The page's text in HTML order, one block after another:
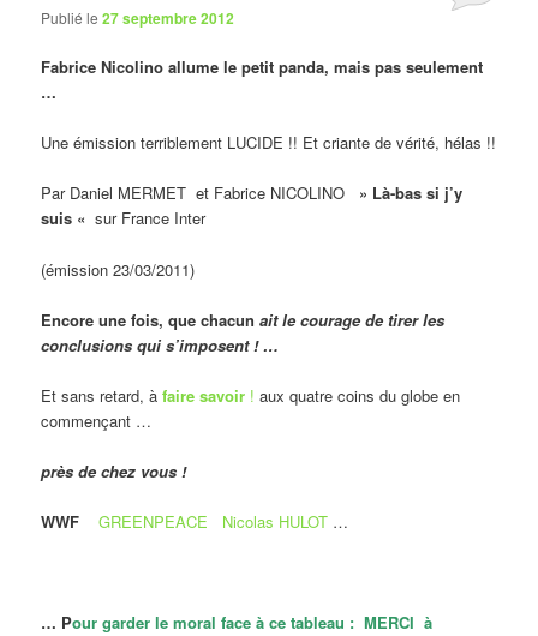
Publié le27 septembre 2012
Fabrice Nicolino allume le petit panda, mais pas seulement
…
Une émission terriblement LUCIDE !! Et criante de vérité, hélas !!
Par Daniel MERMET et Fabrice NICOLINO
» Là-bas si j’y
suis « sur France Inter
(émission 23/03/2011)
Encore une fois, que chacunait le courage de tirer les
conclusions qui s’imposent ! …
Et sans retard, àfaire savoir ! aux quatre coins du globe en
commençant …
près de chez vous !
WWF GREENPEACE Nicolas HULOT …
… Pour garder le moral face à ce tableau : MERCI à